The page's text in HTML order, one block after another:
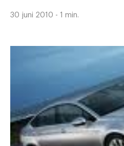
30 juni 2010 - 1 min.